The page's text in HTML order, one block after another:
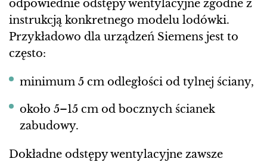
odpowiednie odstępy wentylacyjne zgodne z
instrukcją konkretnego modelu lodówki.
Przykładowo dla urządzeń Siemens jest to
często:
minimum 5 cm odległości od tylnej ściany,
około 5–15 cm od bocznych ścianek
zabudowy.
Dokładne odstępy wentylacyjne zawsze